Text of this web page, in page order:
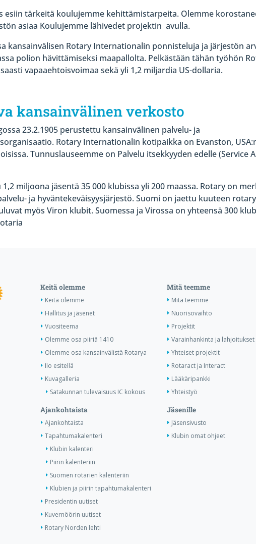
esiin tärkeitä koulujemme kehittämistarpeita. Olemme
asiaa Koulujemme lähivedet projektin avulla.
kansainvälisen Rotary Internationalin ponnisteluja ja järjestön
polion hävittämiseksi maapallolta. Pelkästään tähän työhön
vapaaehtoisvoimaa sekä yli 1,2 miljardia US-dollaria.
kansainvälinen verkosto
23.2.1905 perustettu kansainvälinen palvelu- ja
Rotary Internationalin kotipaikka on Evanston,
Tunnuslauseemme on Palvelu itsekkyyden edelle (Service
miljoona jäsentä 35 000 klubissa yli 200 maassa. Rotary on
ja hyväntekeväisyysjärjestö. Suomi on jaettu kuuteen
myös Viron klubit. Suomessa ja Virossa on yhteensä 300
Keitä olemme
Keitä olemme
Hallitus ja jäsenet
Vuositeema
Olemme osa piiriä 1410
Olemme osa kansainvälistä Rotarya
Ilo esitellä
Kuvagalleria
Satakunnan tulevaisuus IC kokous
Mitä teemme
Mitä teemme
Nuorisovaihto
Projektit
Varainhankinta ja lahjoitukset
Yhteiset projektit
Rotaract ja Interact
Lääkäripankki
Yhteistyö
Ajankohtaista
Ajankohtaista
Tapahtumakalenteri
Klubin kalenteri
Piirin kalenteriin
Suomen rotarien kalenteriin
Klubien ja piirin tapahtumakalenteri
Presidentin uutiset
Kuvernöörin uutiset
Rotary Norden lehti
Jäsenille
Jäsensivusto
Klubin omat ohjeet